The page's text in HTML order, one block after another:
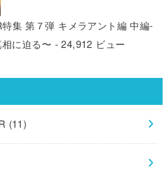
集 第７弾 キメラアント編 中編-
に迫る〜 - 24,912 ビュー
(11)